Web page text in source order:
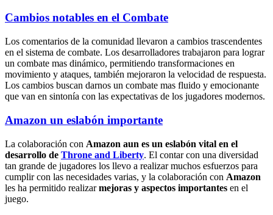
Cambios notables en el Combate
Los comentarios de la comunidad llevaron a cambios trascendentes
en el sistema de combate. Los desarrolladores trabajaron para lograr
un combate mas dinámico, permitiendo transformaciones en
movimiento y ataques, también mejoraron la velocidad de respuesta.
Los cambios buscan darnos un combate mas fluido y emocionante
que van en sintonía con las expectativas de los jugadores modernos.
Amazon un eslabón importante
La colaboración con Amazon aun es un eslabón vital en el
desarrollo de Throne and Liberty. El contar con una diversidad
tan grande de jugadores los llevo a realizar muchos esfuerzos para
cumplir con las necesidades varias, y la colaboración con Amazon
les ha permitido realizarmejoras y aspectos importantes en el
juego.